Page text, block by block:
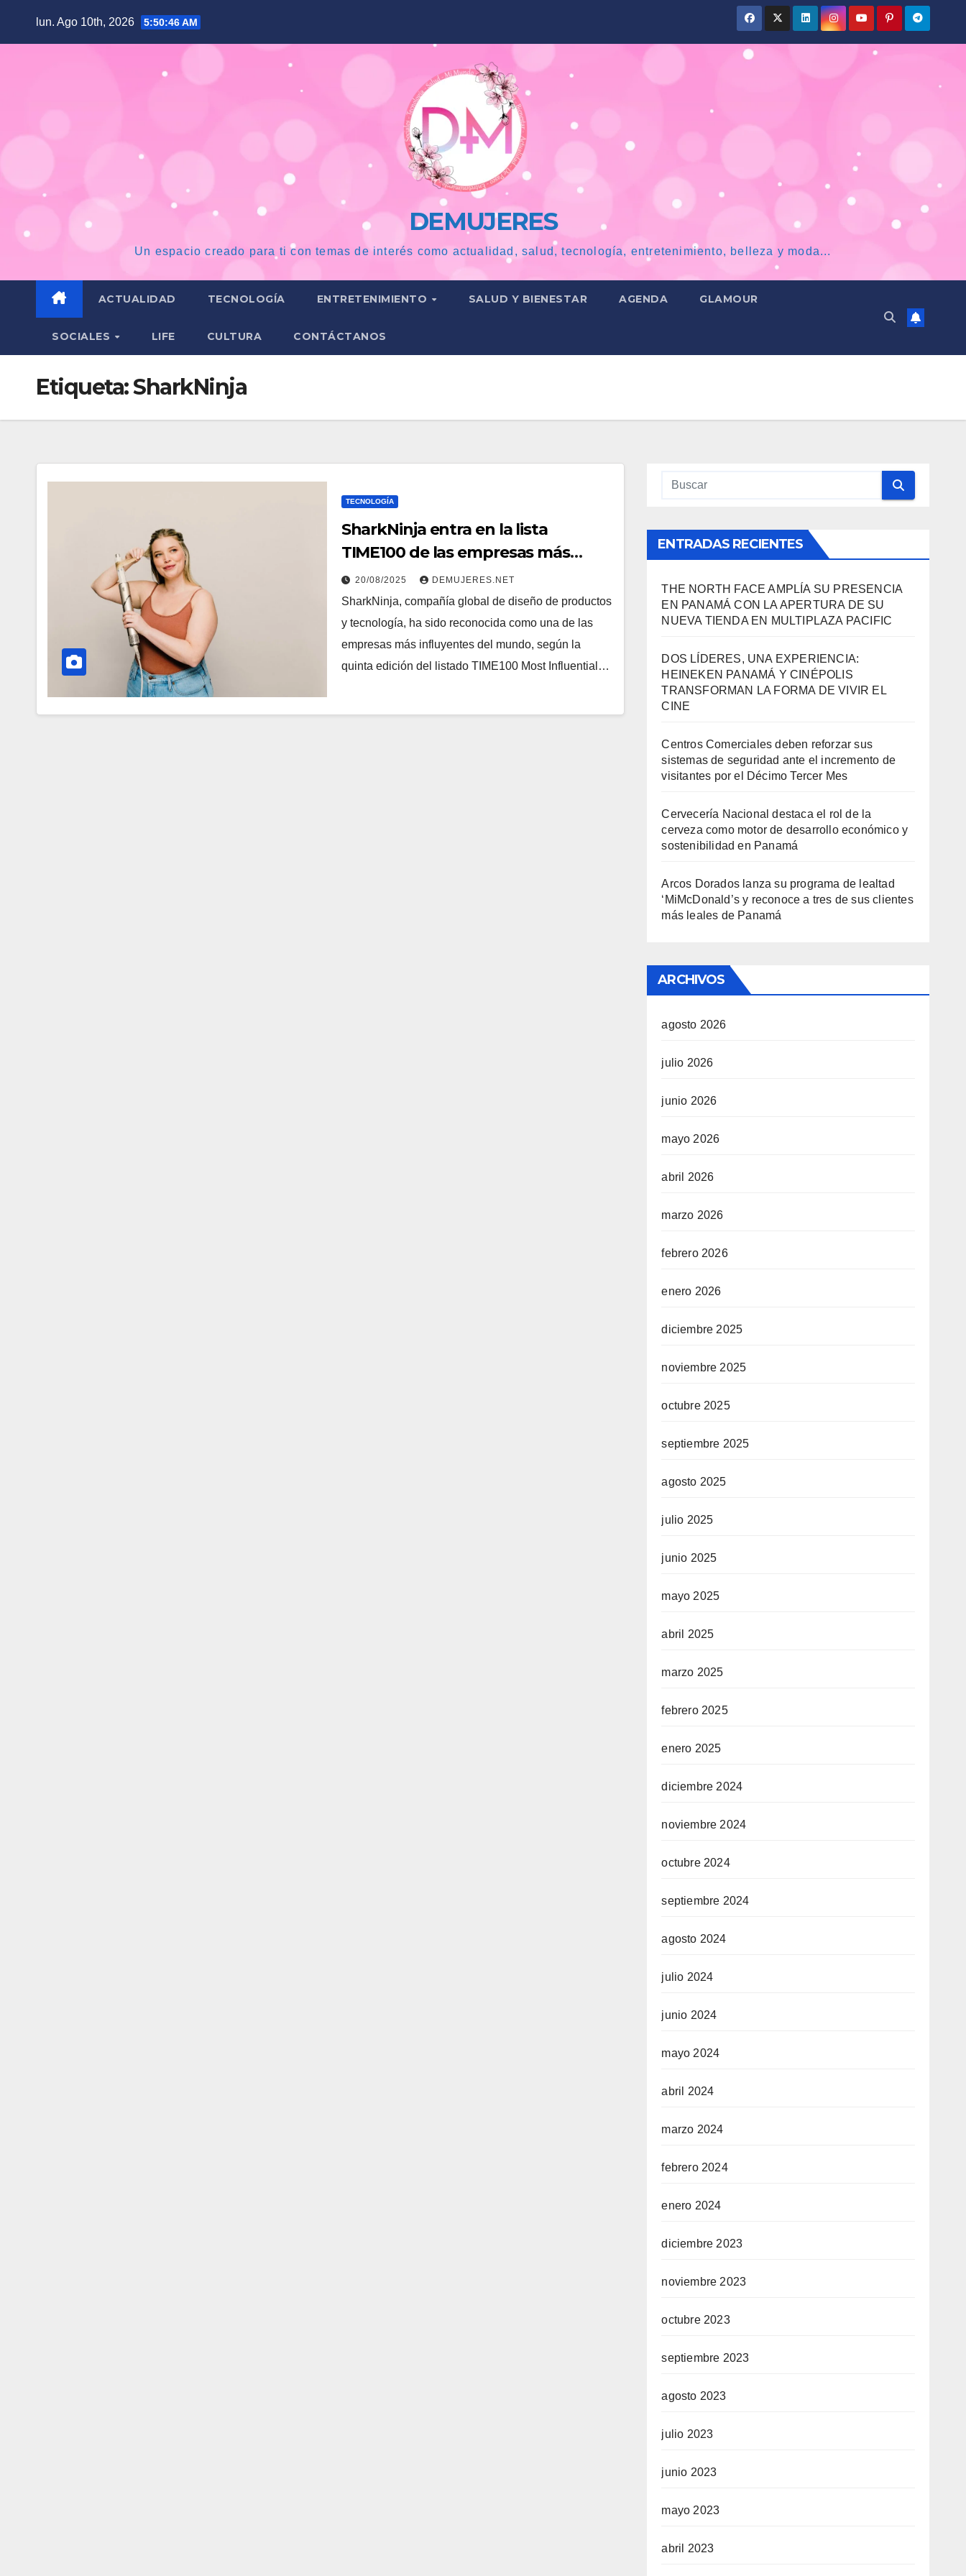
lun. Ago 10th, 2026 5:50:47 AM
DEMUJERES
Un espacio creado para ti con temas de interés como actualidad, salud, tecnología, entretenimiento, belleza y moda...
ACTUALIDAD TECNOLOGÍA ENTRETENIMIENTO SALUD Y BIENESTAR AGENDA GLAMOUR
SOCIALES LIFE CULTURA CONTÁCTANOS
Etiqueta:SharkNinja
TECNOLOGÍA
SharkNinja entra en la lista
TIME100 de las empresas más
influyentes del mundo en 2025
20/08/2025 DEMUJERES.NET
SharkNinja, compañía global de diseño de productos
y tecnología, ha sido reconocida como una de las
empresas más influyentes del mundo, según la
quinta edición del listado TIME100 Most Influential…
ENTRADAS RECIENTES
THE NORTH FACE AMPLÍA SU PRESENCIA
EN PANAMÁ CON LA APERTURA DE SU
NUEVA TIENDA EN MULTIPLAZA PACIFIC
DOS LÍDERES, UNA EXPERIENCIA:
HEINEKEN PANAMÁ Y CINÉPOLIS
TRANSFORMAN LA FORMA DE VIVIR EL
CINE
Centros Comerciales deben reforzar sus
sistemas de seguridad ante el incremento de
visitantes por el Décimo Tercer Mes
Cervecería Nacional destaca el rol de la
cerveza como motor de desarrollo económico y
sostenibilidad en Panamá
Arcos Dorados lanza su programa de lealtad
‘MiMcDonald’s y reconoce a tres de sus clientes
más leales de Panamá
ARCHIVOS
agosto 2026
julio 2026
junio 2026
mayo 2026
abril 2026
marzo 2026
febrero 2026
enero 2026
diciembre 2025
noviembre 2025
octubre 2025
septiembre 2025
agosto 2025
julio 2025
junio 2025
mayo 2025
abril 2025
marzo 2025
febrero 2025
enero 2025
diciembre 2024
noviembre 2024
octubre 2024
septiembre 2024
agosto 2024
julio 2024
junio 2024
mayo 2024
abril 2024
marzo 2024
febrero 2024
enero 2024
diciembre 2023
noviembre 2023
octubre 2023
septiembre 2023
agosto 2023
julio 2023
junio 2023
mayo 2023
abril 2023